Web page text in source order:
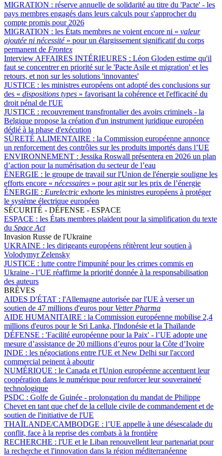
MIGRATION : réserve annuelle de solidarité au titre du 'Pacte' - les
pays membres engagés dans leurs calculs pour s'approcher du
compte promis pour 2026
MIGRATION : les États membres ne voient encore ni « valeur
ajoutée ni nécessité » pour un élargissement significatif du corps
permanent de Frontex
Interview AFFAIRES INTÉRIEURES : Léon Gloden estime qu'il
faut se concentrer en priorité sur le 'Pacte Asile et migration' et les
retours, et non sur les solutions 'innovantes'
JUSTICE : les ministres européens ont adopté des conclusions sur
des « dispositions types » favorisant la cohérence et l'efficacité du
droit pénal de l'UE
JUSTICE : recouvrement transfrontalier des avoirs criminels - la
Belgique propose la création d'un instrument juridique européen
dédié à la phase d'exécution
SÛRETÉ ALIMENTAIRE : la Commission européenne annonce
un renforcement des contrôles sur les produits importés dans l’UE
ENVIRONNEMENT : Jessika Roswall présentera en 2026 un plan
d’action pour la numérisation du secteur de l’eau
ÉNERGIE : le groupe de travail sur l'Union de l'énergie souligne les
efforts encore « nécessaires » pour agir sur les prix de l’énergie
ÉNERGIE : Eurelectric exhorte les ministres européens à protéger
le système électrique européen
SÉCURITÉ - DÉFENSE - ESPACE
ESPACE : les États membres plaident pour la simplification du texte
du Space Act
Invasion Russe de l'Ukraine
UKRAINE : les dirigeants européens réitèrent leur soutien à
Volodymyr Zelensky
JUSTICE : lutte contre l'impunité pour les crimes commis en
Ukraine - l’UE réaffirme la priorité donnée à la responsabilisation
des auteurs
BRÈVES
AIDES D'ÉTAT : l'Allemagne autorisée par l'UE à verser un
soutien de 47 millions d'euros pour Vetter Pharma
AIDE HUMANITAIRE : la Commission européenne mobilise 2,4
millions d'euros pour le Sri Lanka, l'Indonésie et la Thaïlande
DÉFENSE : 'Facilité européenne pour la Paix' - l’UE adopte une
mesure d’assistance de 20 millions d’euros pour la Côte d’Ivoire
INDE : les négociations entre l'UE et New Delhi sur l'accord
commercial peinent à aboutir
NUMÉRIQUE : le Canada et l'Union européenne accentuent leur
coopération dans le numérique pour renforcer leur souveraineté
technologique
PSDC : Golfe de Guinée - prolongation du mandat de Philippe
Chevet en tant que chef de la cellule civile de commandement et de
soutien de l'initiative de l'UE
THAÏLANDE/CAMBODGE : l’UE appelle à une désescalade du
conflit, face à la reprise des combats à la frontière
RECHERCHE : l'UE et le Liban renouvellent leur partenariat pour
la recherche et l'innovation dans la région méditerranéenne